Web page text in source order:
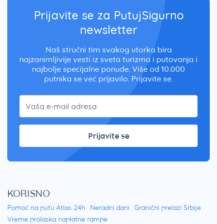
Prijavite se za PutujSigurno
newsletter
Naš stručni tim svakog utorka bira
najzanimljivije vesti iz sveta turizma i putovanja i
najbolje specijalne ponude. Više od 10.000
putnika se već prijavilo. Prijavite se.
Prijavite se
KORISNO
Pomoć na putu Atlas 24h Neradni dani
Granični prelazi Srbije
Vreme prolaska naplatne rampe